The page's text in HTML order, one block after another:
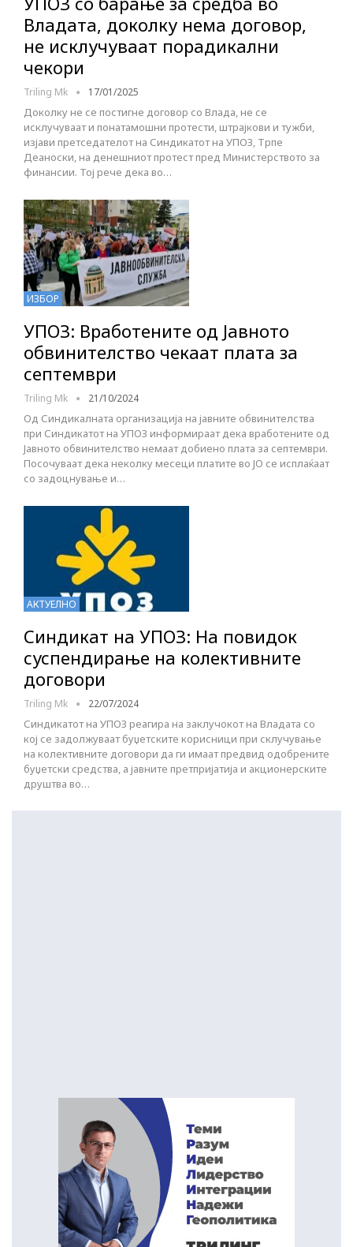
Владата, доколку нема договор,
не исклучуваат порадикални
чекори
Triling Mk 17/01/2025
Доколку не се постигне договор со Влада, не се
исклучуваат и понатамошни протести, штрајкови и тужби,
изјави претседателот на Синдикатот на УПОЗ, Трпе
Деаноски, на денешниот протест пред Министерството за
финансии. Тој рече дека во…
ИЗБОР
УПОЗ: Вработените од Јавното
обвинителство чекаат плата за
септември
Triling Mk 21/10/2024
Од Синдикалната организација на јавните обвинителства
при Синдикатот на УПОЗ информираат дека вработените од
Јавното обвинителство немаат добиено плата за септември.
Посочуваат дека неколку месеци платите во ЈО се исплаќаат
со задоцнување и…
АКТУЕЛНО
Синдикат на УПОЗ: На повидок
суспендирање на колективните
договори
Triling Mk 22/07/2024
Синдикатот на УПОЗ реагира на заклучокот на Владата со
кој се задолжуваат буџетските корисници при склучување
на колективните договори да ги имаат предвид одобрените
буџетски средства, а јавните претпријатија и акционерските
друштва во…